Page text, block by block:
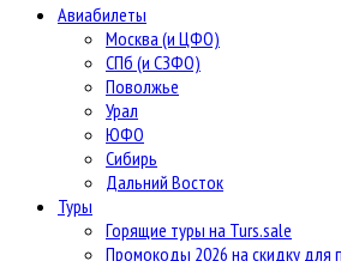
Авиабилеты
Москва (и ЦФО)
СПб (и СЗФО)
Поволжье
Урал
ЮФО
Сибирь
Дальний Восток
Туры
Горящие туры на Turs.sale
Промокоды 2026 на скидку для